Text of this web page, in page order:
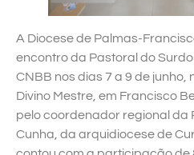
A Diocese de Palmas-
encontro da Pastoral do
CNBB nos dias 7 a 9 de
Divino Mestre, em Francisco
pelo coordenador regional da
Cunha, da arquidiocese de